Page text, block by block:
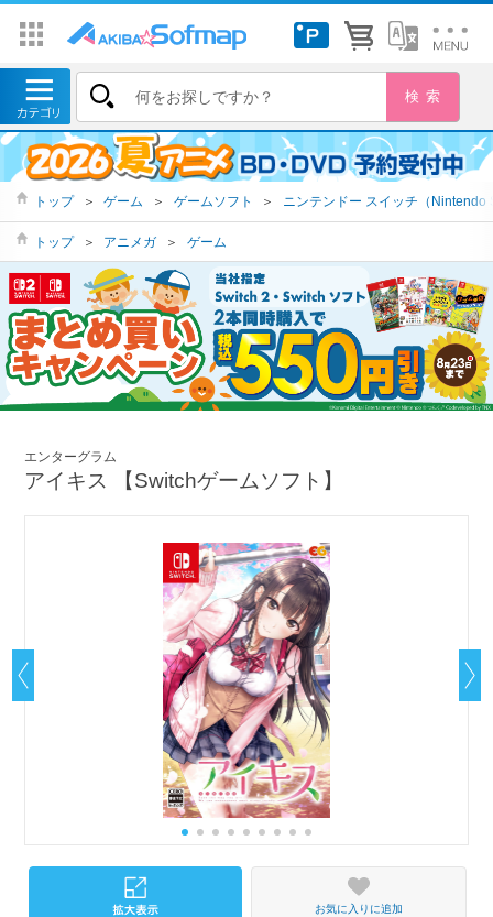
トップ ＞ ゲーム ＞ ゲームソフト ＞ ニンテンドー スイッチ（Nintendo
トップ ＞ アニメガ ＞ ゲーム
エンターグラム
アイキス 【Switchゲームソフト】
お気に入りに追加